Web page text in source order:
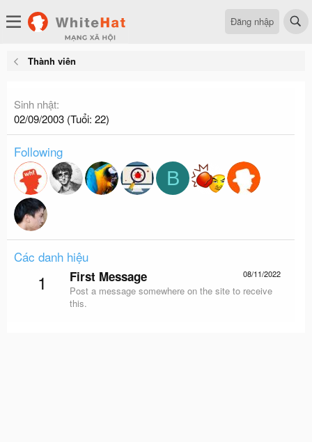
Đăng nhập
Thành viên
Sinh nhật
02/09/2003 (Tuổi: 22)
Following
B
Các danh hiệu
1 08/11/2022
First Message
Post a message somewhere on the site to receive
this.